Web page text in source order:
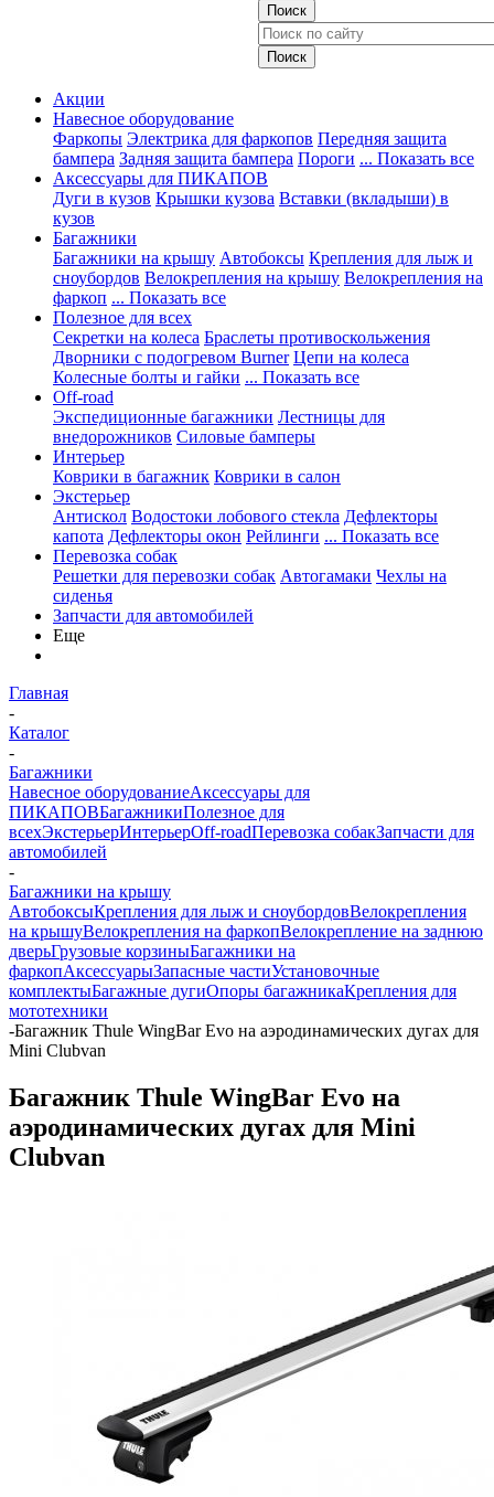
Акции
Навесное оборудование
Фаркопы Электрика для фаркопов Передняя защита
бампера Задняя защита бампера Пороги ... Показать все
Аксессуары для ПИКАПОВ
Дуги в кузов Крышки кузова Вставки (вкладыши) в
кузов
Багажники
Багажники на крышу Автобоксы Крепления для лыж и
сноубордов Велокрепления на крышу Велокрепления на
фаркоп ... Показать все
Полезное для всех
Секретки на колеса Браслеты противоскольжения
Дворники с подогревом Burner Цепи на колеса
Колесные болты и гайки ... Показать все
Off-road
Экспедиционные багажники Лестницы для
внедорожников Силовые бамперы
Интерьер
Коврики в багажник Коврики в салон
Экстерьер
Антискол Водостоки лобового стекла Дефлекторы
капота Дефлекторы окон Рейлинги ... Показать все
Перевозка собак
Решетки для перевозки собак Автогамаки Чехлы на
сиденья
Запчасти для автомобилей
Еще
Главная
-
Каталог
-
Багажники
Навесное оборудованиеАксессуары для
ПИКАПОВБагажникиПолезное для
всехЭкстерьерИнтерьерOff-roadПеревозка собакЗапчасти для
автомобилей
-
Багажники на крышу
АвтобоксыКрепления для лыж и сноубордовВелокрепления
на крышуВелокрепления на фаркопВелокрепление на заднюю
дверьГрузовые корзиныБагажники на
фаркопАксессуарыЗапасные частиУстановочные
комплектыБагажные дугиОпоры багажникаКрепления для
мототехники
-Багажник Thule WingBar Evo на аэродинамических дугах для
Mini Clubvan
Багажник Thule WingBar Evo на
аэродинамических дугах для Mini
Clubvan